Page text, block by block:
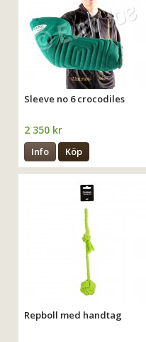
Sleeve no 6 crocodiles
2 350 kr
Info Köp
Repboll med handtag